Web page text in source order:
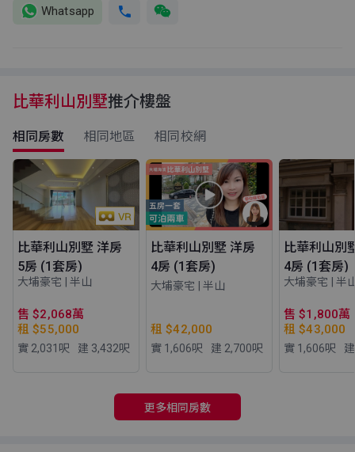
Whatsapp
比華利山別墅推介樓盤
相同房數 相同地區 相同校網
比華利山別墅 洋房
5房 (1套房)
大埔豪宅 | 半山
售 $2,068萬
租 $55,000
實 2,031 呎 建 3,432呎
比華利山別墅 洋房
4房 (1套房)
大埔豪宅 | 半山
租 $42,000
實 1,606呎 建 2,700呎
比華利山別
4房 (1套房)
大埔豪宅 | 半
售 $1,800萬
租 $43,000
實 1,606呎
更多相同房數